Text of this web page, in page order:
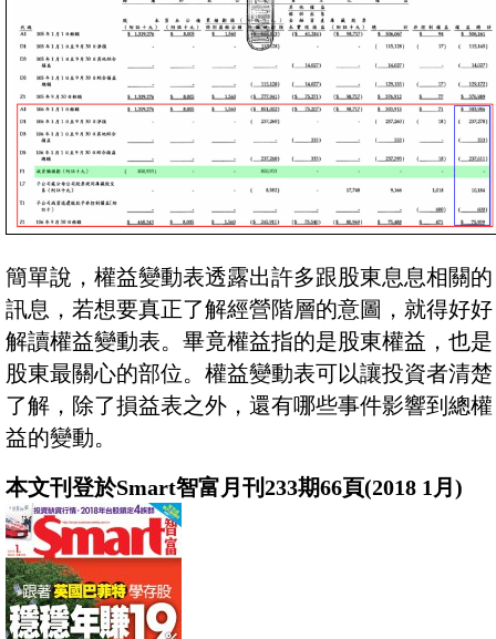
簡單說，權益變動表透露出許多跟股東息息相關的
訊息，若想要真正了解經營階層的意圖，就得好好
解讀權益變動表。畢竟權益指的是股東權益，也是
股東最關心的部位。權益變動表可以讓投資者清楚
了解，除了損益表之外，還有哪些事件影響到總權
益的變動。
本文刊登於Smart智富月刊233期66頁(2018 1月)